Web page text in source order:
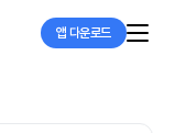
앱 다운로드